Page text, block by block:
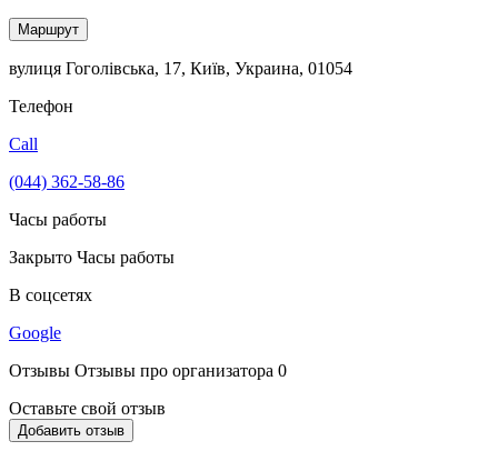
Маршрут
вулиця Гоголівська, 17, Київ, Украина, 01054
Телефон
Call
(044) 362-58-86
Часы работы
Закрыто Часы работы
В соцсетях
Google
Отзывы Отзывы про организатора 0
Оставьте свой отзыв
Добавить отзыв